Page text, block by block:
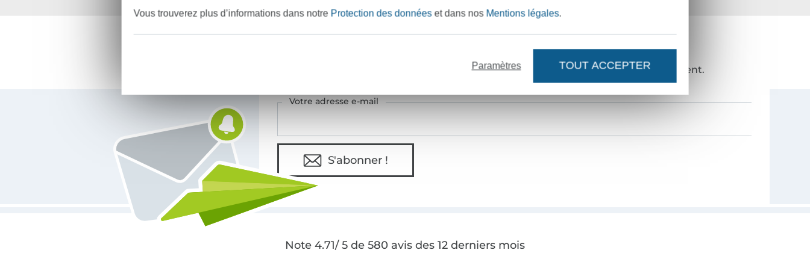
VOULEZ-VOUS ÊTRE INFORMÉ DES NOUVEAUTÉS ?
Soyez toujours informé(e) & recevez uncode promo de 10%en guise de remerciement.
Vous êtes abonné à la newsletter de Tissus Hemmers. Votre adresse e-mail
S'abonner !
Note 4.71/ 5 de 580 avis des 12 derniers mois
Vous trouverez plus d’informations dans notre Protection des donnéeset dans nos Mentions légales.
Paramètres TOUT ACCEPTER